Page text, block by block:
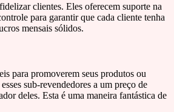
clientes. Eles oferecem suporte na
para garantir que cada cliente tenha
mensais sólidos.
para promoverem seus produtos ou
sub-revendedores a um preço de
deles. Esta é uma maneira fantástica de